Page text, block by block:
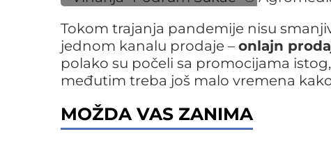
Tokom trajanja pandemije nisu
jednom kanalu prodaje – onlajn
polako su počeli sa promocijama
međutim treba još malo vremena
MOŽDA VAS ZANIMA